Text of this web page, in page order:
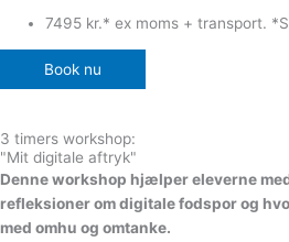
7495 kr.* ex moms + transport.
Book nu
3 timers workshop:
"Mit digitale aftryk"
Denne workshop hjælper eleverne
refleksioner om digitale fodspor og
med omhu og omtanke.